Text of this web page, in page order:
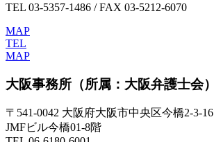
TEL 03-5357-1486 / FAX 03-5212-6070
MAP
TEL
MAP
大阪事務所 （所属：大阪弁護士会）
〒541-0042 大阪府大阪市中央区今橋2-3-16
JMFビル今橋01-8階